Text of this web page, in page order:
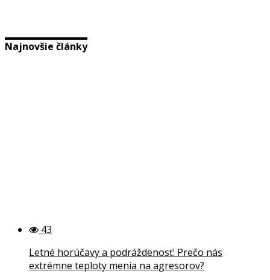
Najnovšie články
43
Letné horúčavy a podráždenosť: Prečo nás
extrémne teploty menia na agresorov?